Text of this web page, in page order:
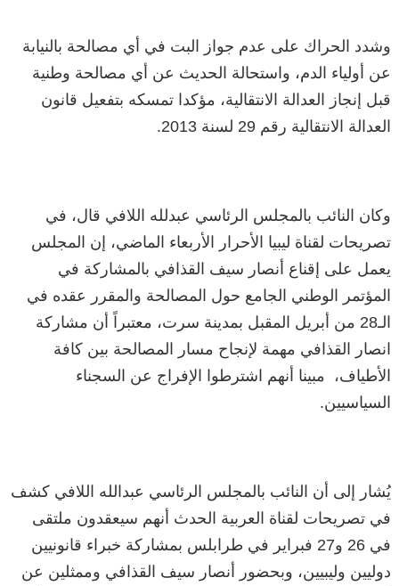
وشدد الحراك على عدم جواز البت في أي مصالحة بالنيابة
عن أولياء الدم، واستحالة الحديث عن أي مصالحة وطنية
قبل إنجاز العدالة الانتقالية، مؤكدا تمسكه بتفعيل قانون
العدالة الانتقالية رقم 29 لسنة 2013.
وكان النائب بالمجلس الرئاسي عبدلله اللافي قال، في
تصريحات لقناة ليبيا الأحرار الأربعاء الماضي، إن المجلس
يعمل على إقناع أنصار سيف القذافي بالمشاركة في
المؤتمر الوطني الجامع حول المصالحة والمقرر عقده في
الـ28 من أبريل المقبل بمدينة سرت، معتبراً أن مشاركة
انصار القذافي مهمة لإنجاح مسار المصالحة بين كافة
الأطياف، مبينا أنهم اشترطوا الإفراج عن السجناء
السياسيين.
يُشار إلى أن النائب بالمجلس الرئاسي عبدالله اللافي كشف
في تصريحات لقناة العربية الحدث أنهم سيعقدون ملتقى
في 26 و27 فبراير في طرابلس بمشاركة خبراء قانونيين
دوليين وليبيين، وبحضور أنصار سيف القذافي وممثلين عن